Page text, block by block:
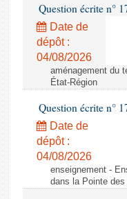
Question écrite n°
Date de
dépôt :
04/08/2026
aménagement du
État-Région
Question écrite n°
Date de
dépôt :
04/08/2026
enseignement -
dans la Pointe des